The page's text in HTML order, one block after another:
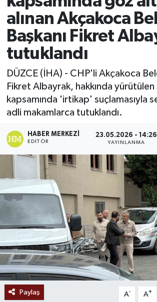
alınan Akçakoca
Başkanı Fikret
tutuklandı
DÜZCE (İHA) - CHP'li Akçakoca
Fikret Albayrak, hakkında
kapsamında 'irtikap' suçlamasıyla
adli makamlarca tutuklandı.
HABER MERKEZI
EDITÖR
23.05.2026 - 14:26
YAYINLANMA
Paylaş A- A+
Ekonomi
Sağlık
Tokat Haber